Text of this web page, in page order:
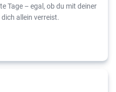
Tage – egal, ob du mit deiner
allein verreist.